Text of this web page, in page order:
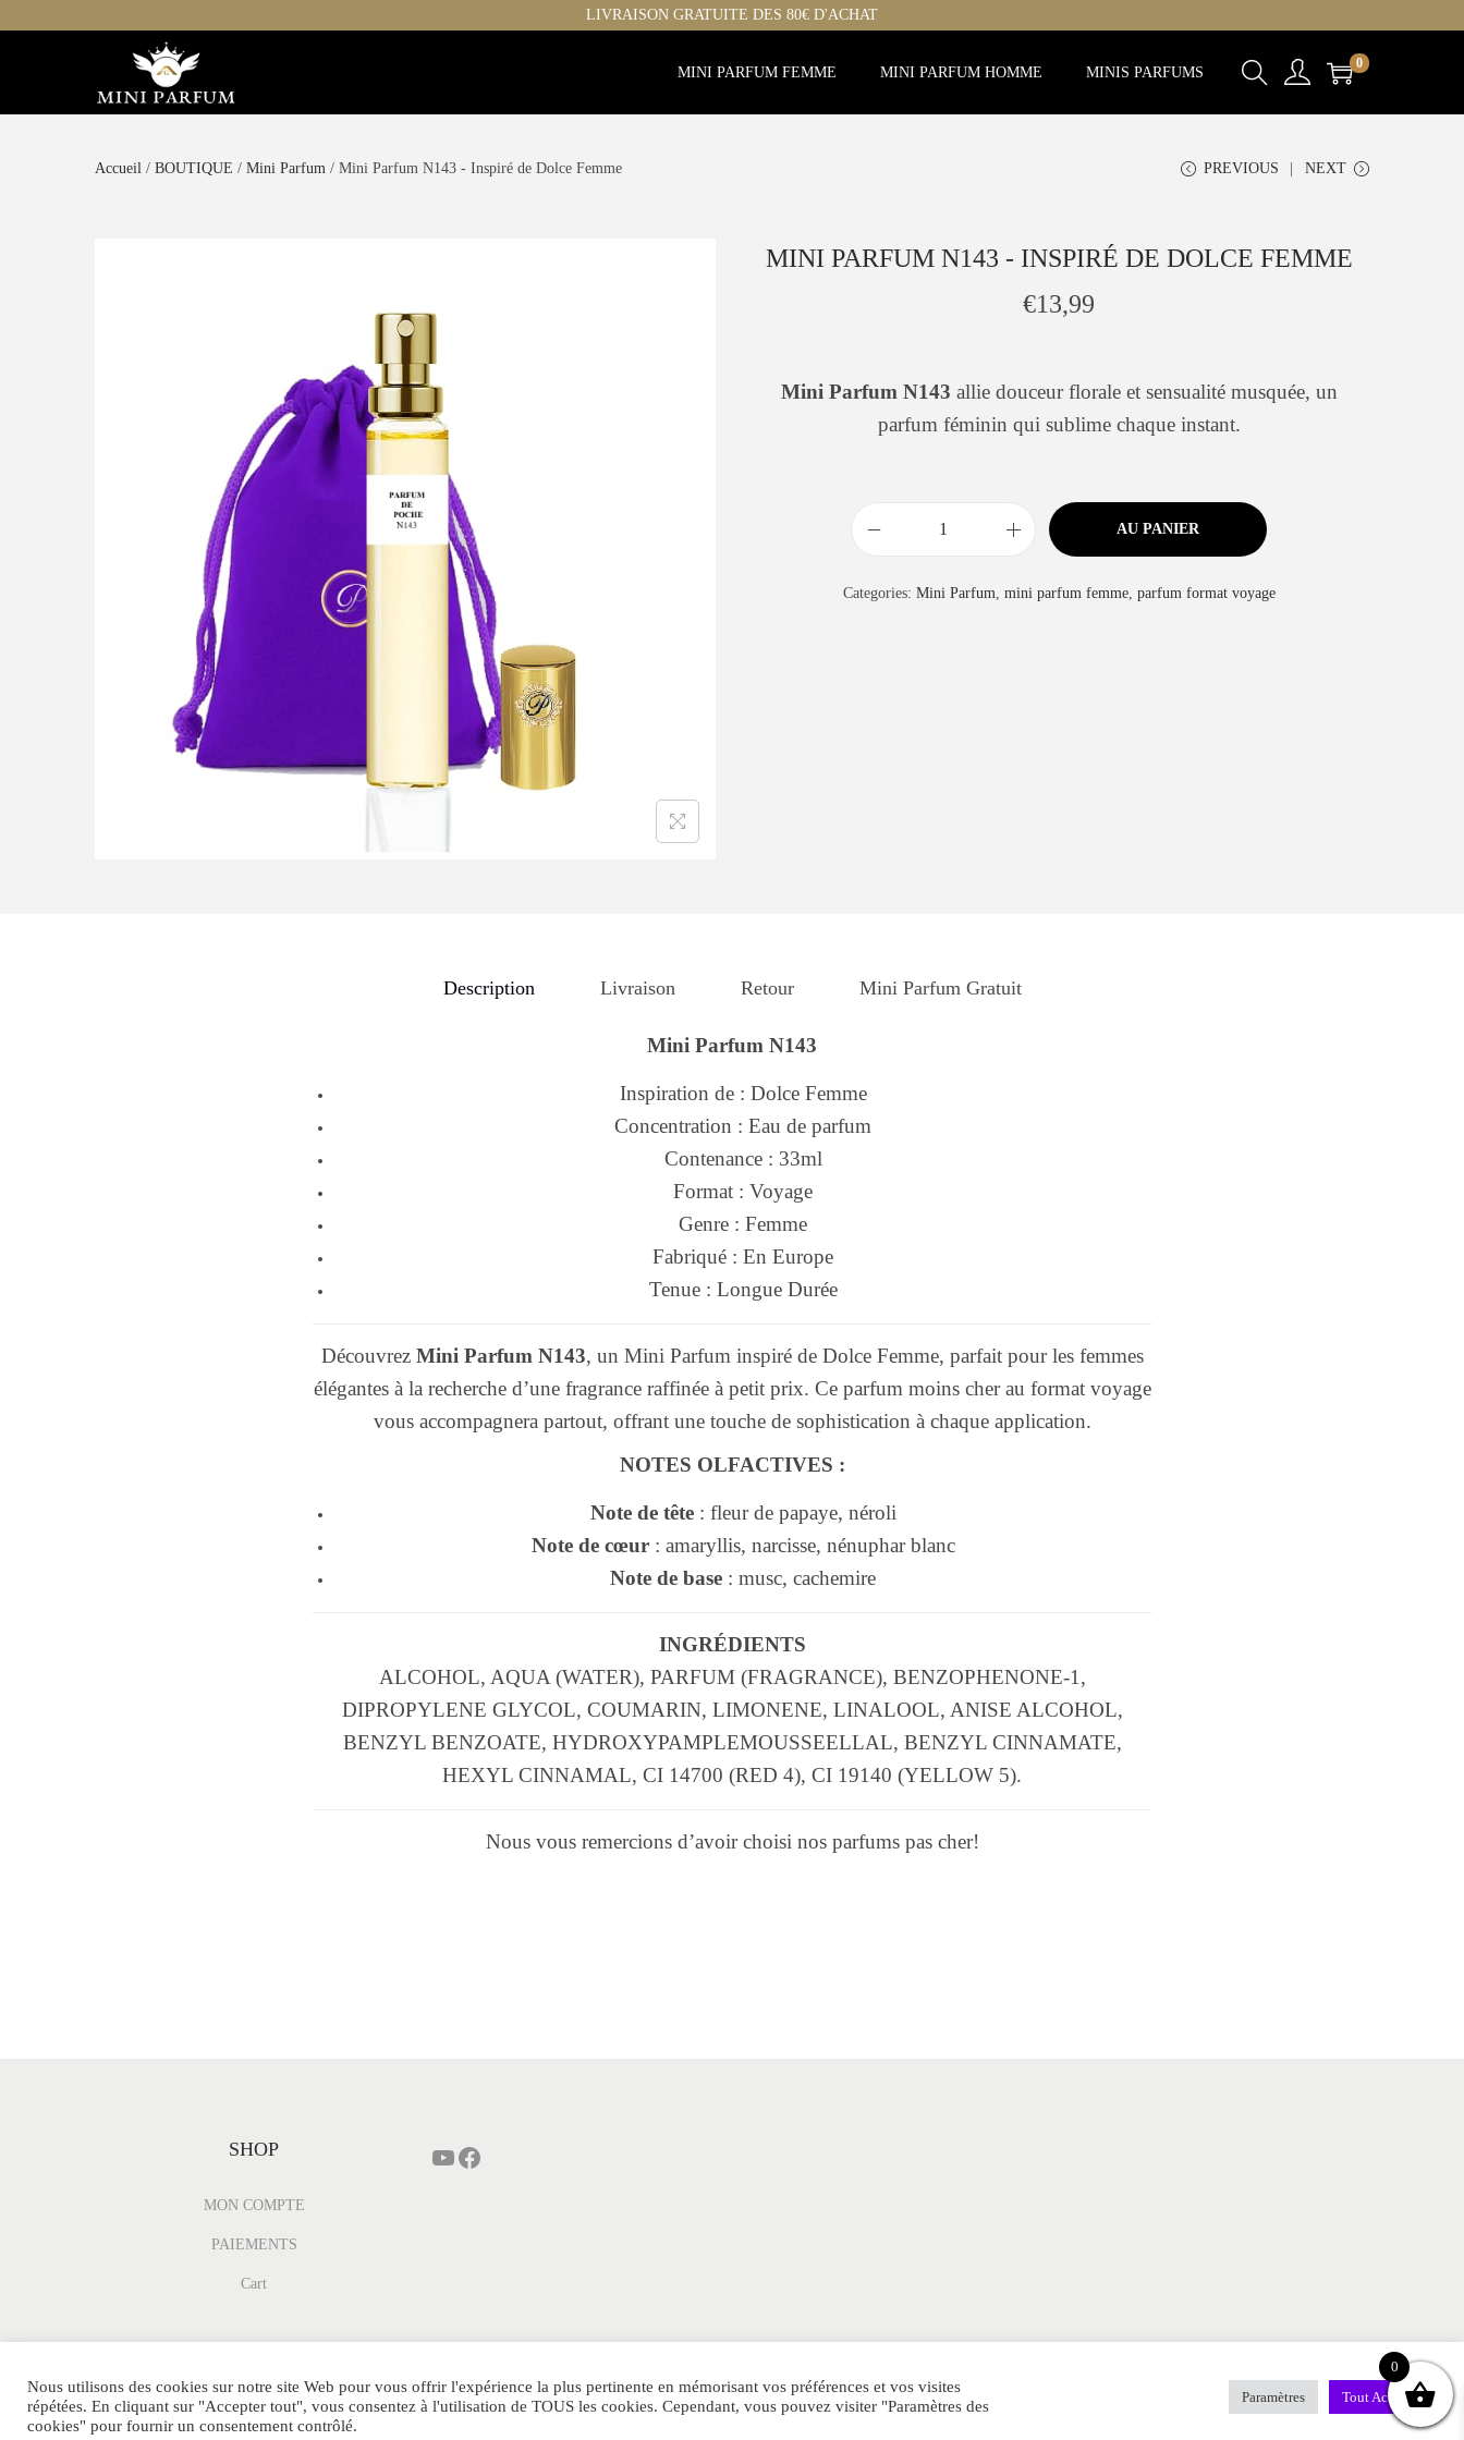
LIVRAISON GRATUITE DES 80€ D'ACHAT
MINI PARFUM FEMME MINI PARFUM HOMME MINIS PARFUMS
0
Accueil / BOUTIQUE / Mini Parfum / Mini Parfum N143 - Inspiré de Dolce Femme PREVIOUS NEXT
MINI PARFUM N143 - INSPIRÉ DE DOLCE FEMME
€13,99
Mini Parfum N143 allie douceur florale et sensualité musquée, un
parfum féminin qui sublime chaque instant.
AU PANIER
Categories: Mini Parfum, mini parfum femme, parfum format voyage
Description Livraison Retour Mini Parfum Gratuit
Mini Parfum N143
Inspiration de : Dolce Femme
Concentration : Eau de parfum
Contenance : 33ml
Format : Voyage
Genre : Femme
Fabriqué : En Europe
Tenue : Longue Durée
Découvrez Mini Parfum N143, un Mini Parfum inspiré de Dolce Femme, parfait pour les femmes
élégantes à la recherche d’une fragrance raffinée à petit prix. Ce parfum moins cher au format voyage
vous accompagnera partout, offrant une touche de sophistication à chaque application.
NOTES OLFACTIVES :
Note de tête: fleur de papaye, néroli
Note de cœur: amaryllis, narcisse, nénuphar blanc
Note de base : musc, cachemire
INGRÉDIENTS
ALCOHOL, AQUA (WATER), PARFUM (FRAGRANCE), BENZOPHENONE-1,
DIPROPYLENE GLYCOL, COUMARIN, LIMONENE, LINALOOL, ANISE ALCOHOL,
BENZYL BENZOATE, HYDROXYPAMPLEMOUSSEELLAL, BENZYL CINNAMATE,
HEXYL CINNAMAL, CI 14700 (RED 4), CI 19140 (YELLOW 5).
Nous vous remercions d’avoir choisi nos parfums pas cher!
SHOP
MON COMPTE
PAIEMENTS
Cart
© MINI-PARFUM.FR Tous Droits Réservés.
Nous utilisons des cookies sur notre site Web pour vous offrir l'expérience la plus pertinente en mémorisant vos préférences et vos visites
répétées. En cliquant sur "Accepter tout", vous consentez à l'utilisation de TOUS les cookies. Cependant, vous pouvez visiter "Paramètres des
cookies" pour fournir un consentement contrôlé.
Paramètres Tout Accepter
0